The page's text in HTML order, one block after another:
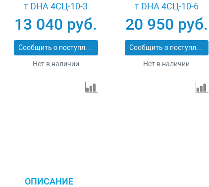
т DHA 4СЦ-10-3
13 040 руб.
Сообщить о поступлении
Нет в наличии
т DHA 4СЦ-10-6
20 950 руб.
Сообщить о поступлении
Нет в наличии
ОПИСАНИЕ